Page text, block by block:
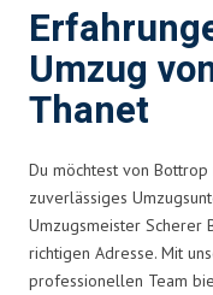
Umzug
Thanet
Du möchtest von Bottrop
zuverlässiges
Umzugsmeister Scherer
richtigen Adresse. Mit
professionellen Team